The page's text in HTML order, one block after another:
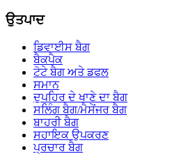
ਉਤਪਾਦ
ਡਿਵਾਈਸ ਬੈਗ
ਬੈਕਪੈਕ
ਟੋਟੇ ਬੈਗ ਅਤੇ ਡਫਲ
ਸਮਾਨ
ਦੁਪਹਿਰ ਦੇ ਖਾਣੇ ਦਾ ਬੈਗ
ਸਲਿੰਗ ਬੈਗ/ਮੈਸੇਂਜਰ ਬੈਗ
ਬਾਹਰੀ ਬੈਗ
ਸਹਾਇਕ ਉਪਕਰਣ
ਪ੍ਰਚਾਰ ਬੈਗ